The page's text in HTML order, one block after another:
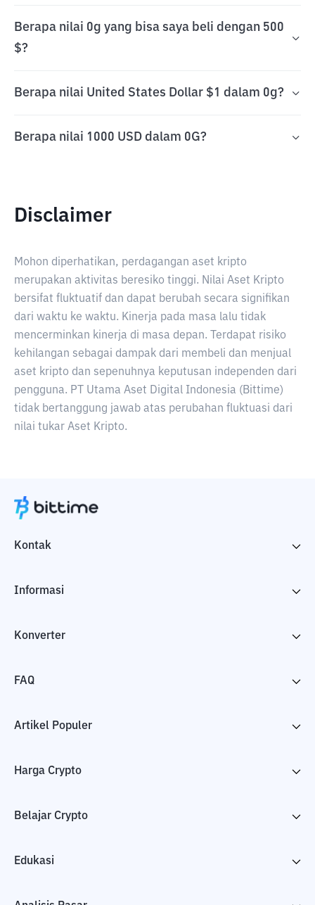
Berapa nilai 0g yang bisa saya beli dengan 500
$?
Berapa nilai United States Dollar $1 dalam 0g?
Berapa nilai 1000 USD dalam 0G?
Disclaimer
Mohon diperhatikan, perdagangan aset kripto
merupakan aktivitas beresiko tinggi. Nilai Aset Kripto
bersifat fluktuatif dan dapat berubah secara signifikan
dari waktu ke waktu. Kinerja pada masa lalu tidak
mencerminkan kinerja di masa depan. Terdapat risiko
kehilangan sebagai dampak dari membeli dan menjual
aset kripto dan sepenuhnya keputusan independen dari
pengguna. PT Utama Aset Digital Indonesia (Bittime)
tidak bertanggung jawab atas perubahan fluktuasi dari
nilai tukar Aset Kripto.
Kontak
Informasi
Konverter
FAQ
Artikel Populer
Harga Crypto
Belajar Crypto
Edukasi